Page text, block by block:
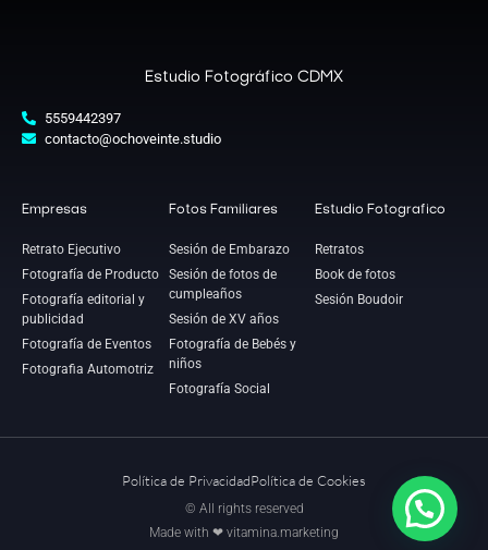
Estudio Fotográfico CDMX
5559442397
contacto@ochoveinte.studio
Empresas
Retrato Ejecutivo
Fotografía de Producto
Fotografía editorial y
publicidad
Fotografía de Eventos
Fotografia Automotriz
Fotos Familiares
Sesión de Embarazo
Sesión de fotos de
cumpleaños
Sesión de XV años
Fotografía de Bebés y
niños
Fotografía Social
Estudio Fotografico
Retratos
Book de fotos
Sesión Boudoir
Política de PrivacidadPolítica de Cookies
© All rights reserved
Made with ❤ vitamina.marketing